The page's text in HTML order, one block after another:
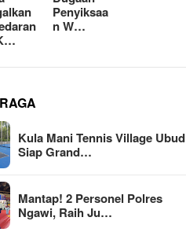
Penyiksaa
n W…
Kula Mani Tennis Village Ubud
Siap Grand…
Mantap! 2 Personel Polres
Ngawi, Raih Ju…